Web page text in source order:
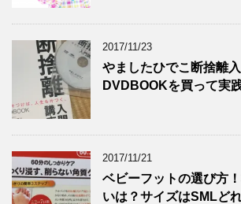
2017/11/23
やましたひでこ断捨離
DVDBOOKを買って実
2017/11/21
ベビーフットの選び方
いは？サイズはSMLど